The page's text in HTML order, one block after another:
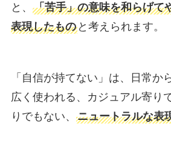
と、 「苦手」の意味を和らげて
表現したものと考えられます。
「自信が持てない」は、日常か
広く使われる、カジュアル寄り
りでもない、 ニュートラルな表